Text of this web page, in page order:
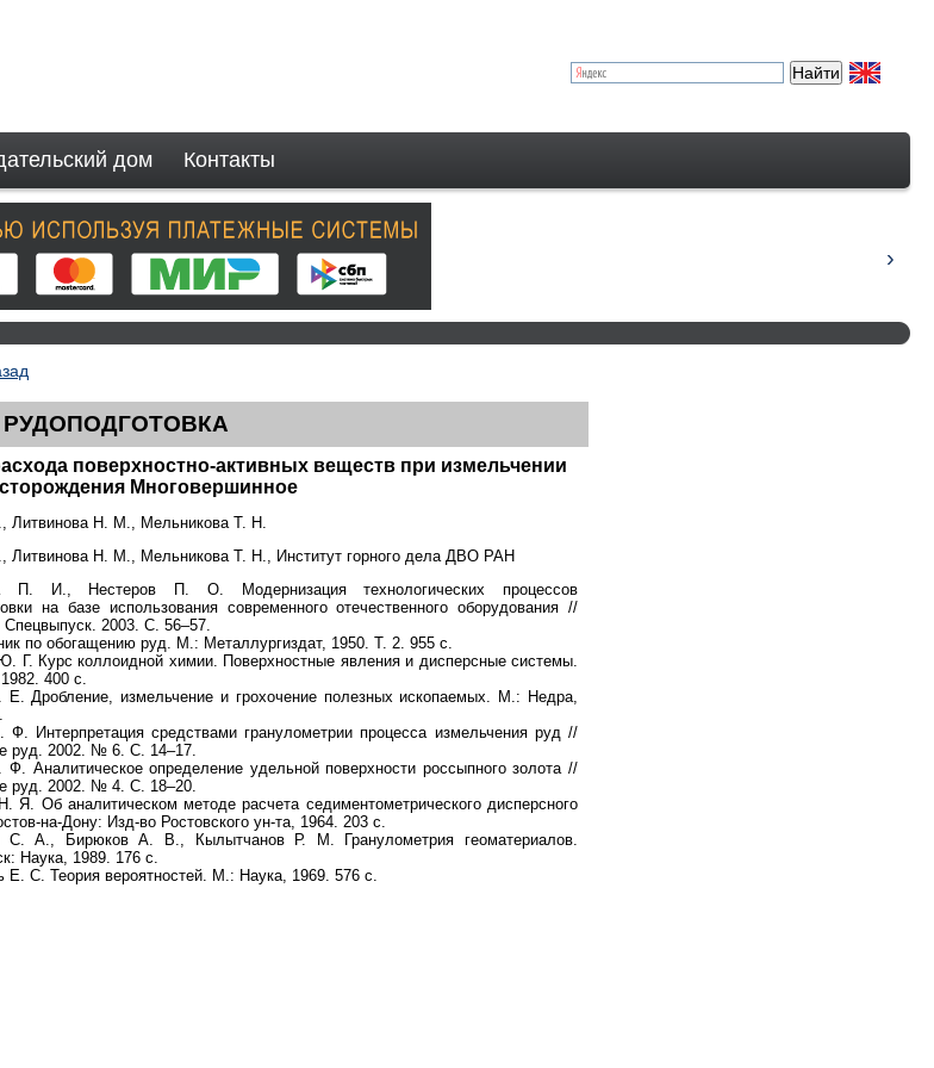
дом Контакты
РУДОПОДГОТОВКА
поверхностно-активных веществ при измельчении
Многовершинное
Литвинова Н. М., Мельникова Т. Н.
Литвинова Н. М., Мельникова Т. Н., Институт горного дела ДВО РАН
П. И., Нестеров П. О. Модернизация технологических процессов
на базе использования современного отечественного оборудования //
Спецвыпуск. 2003. С. 56–57.
по обогащению руд. М.: Металлургиздат, 1950. Т. 2. 955 с.
Г. Курс коллоидной химии. Поверхностные явления и дисперсные системы.
400 с.
Дробление, измельчение и грохочение полезных ископаемых. М.: Недра,
Интерпретация средствами гранулометрии процесса измельчения руд //
руд. 2002. № 6. С. 14–17.
Аналитическое определение удельной поверхности россыпного золота //
руд. 2002. № 4. С. 18–20.
Я. Об аналитическом методе расчета седиментометрического дисперсного
на-Дону: Изд-во Ростовского ун-та, 1964. 203 с.
С. А., Бирюков А. В., Кылытчанов Р. М. Гранулометрия геоматериалов.
Наука, 1989. 176 с.
Е. С. Теория вероятностей. М.: Наука, 1969. 576 с.